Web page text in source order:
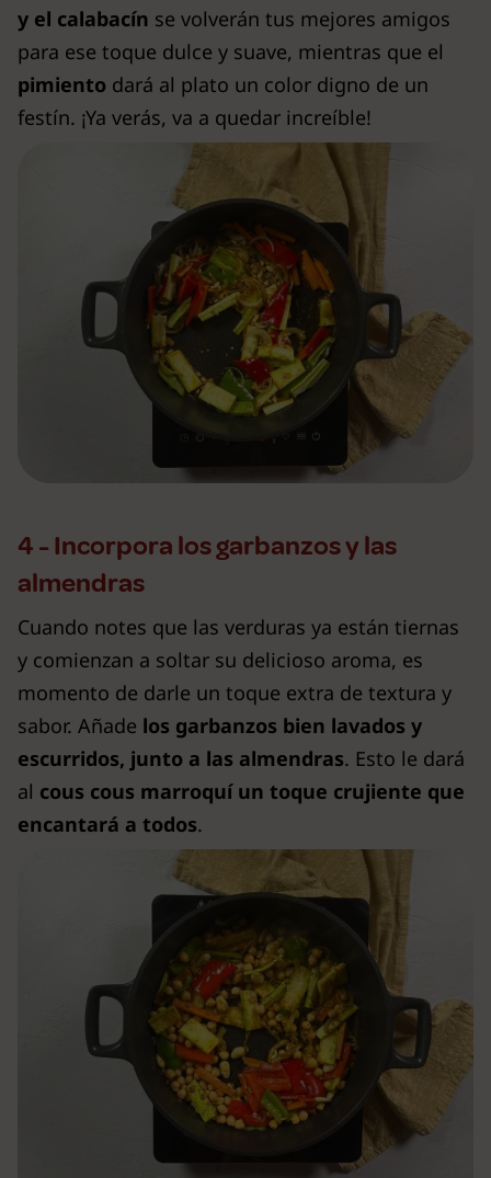
y el calabacín se volverán tus mejores amigos
para ese toque dulce y suave, mientras que el
pimiento dará al plato un color digno de un
festín. ¡Ya verás, va a quedar increíble!
4 - Incorpora los garbanzos y las
almendras
Cuando notes que las verduras ya están tiernas
y comienzan a soltar su delicioso aroma, es
momento de darle un toque extra de textura y
sabor. Añade los garbanzos bien lavados y
escurridos, junto a las almendras. Esto le dará
al cous cous marroquí un toque crujiente que
encantará a todos.